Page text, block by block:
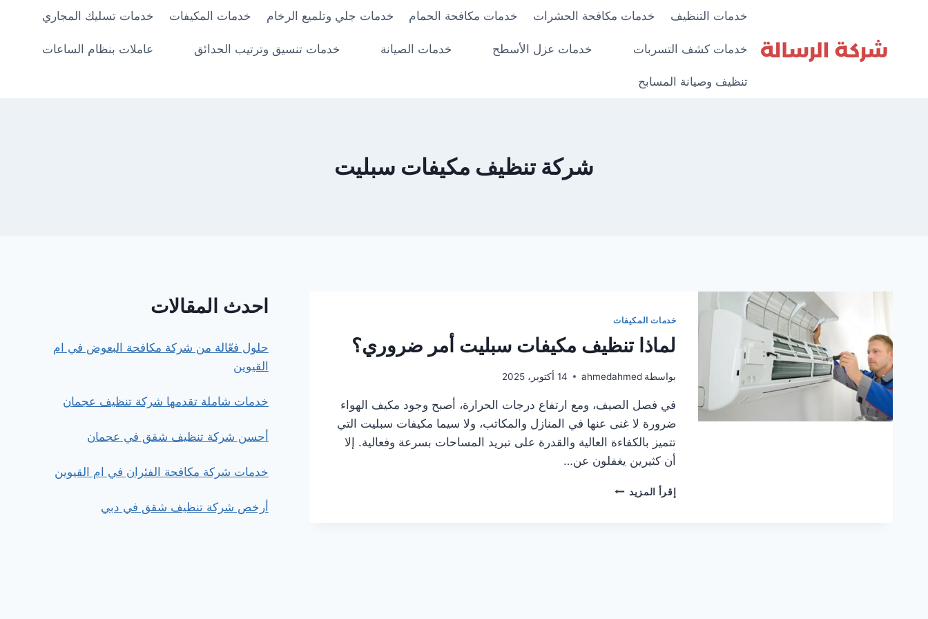
خدمات التنظيف خدمات مكافحة الحشرات خدمات مكافحة الحمام خدمات جلي وتلميع الرخام خدمات المكيفات خدمات تسليك المجاري
خدمات كشف التسربات خدمات عزل الأسطح خدمات الصيانة خدمات تنسيق وترتيب الحدائق عاملات بنظام الساعات
تنظيف وصيانة المسابح
شركة تنظيف مكيفات سبليت
خدمات المكيفات
لماذا تنظيف مكيفات سبليت أمر ضروري؟
بواسطة ahmedahmed 14 أكتوبر، 2025
في فصل الصيف، ومع ارتفاع درجات الحرارة، أصبح وجود مكيف الهواء
ضرورة لا غنى عنها في المنازل والمكاتب، ولا سيما مكيفات سبليت التي
تتميز بالكفاءة العالية والقدرة على تبريد المساحات بسرعة وفعالية. إلا
أن كثيرين يغفلون عن…
إقرأ المزيد لماذا
احدث المقالات
حلول فعّالة من شركة مكافحة البعوض في ام
القيوين
خدمات شاملة تقدمها شركة تنظيف عجمان
أحسن شركة تنظيف شقق في عجمان
خدمات شركة مكافحة الفئران في ام القيوين
أرخص شركة تنظيف شقق في دبي